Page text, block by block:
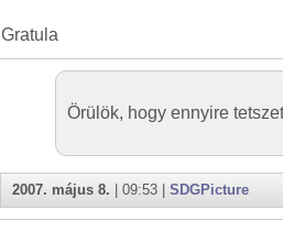
Gratula
Örülök, hogy ennyire
2007. május 8. | 09:53 | SDGPicture